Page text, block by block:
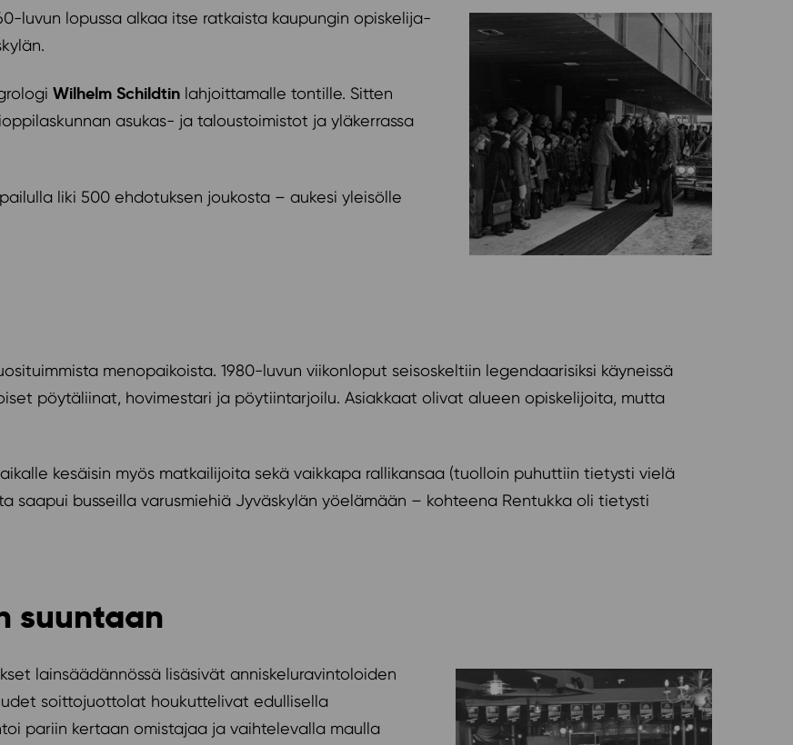
luvun lopussa alkaa itse ratkaista kaupungin opiskelija-
Wilhelm Schildtin lahjoittamalle tontille. Sitten
asukas- ja taloustoimistot ja yläkerrassa
liki 500 ehdotuksen joukosta – aukesi yleisölle
menopaikoista. 1980-luvun viikonloput seisoskeltiin legendaarisiksi käyneissä
pöytäliinat, hovimestari ja pöytiintarjoilu. Asiakkaat olivat alueen opiskelijoita, mutta
kesäisin myös matkailijoita sekä vaikkapa rallikansaa (tuolloin puhuttiin tietysti vielä
saapui busseilla varusmiehiä Jyväskylän yöelämään – kohteena Rentukka oli tietysti
suuntaan
lainsäädännössä lisäsivät anniskeluravintoloiden
soittojuottolat houkuttelivat edullisella
pariin kertaan omistajaa ja vaihtelevalla maulla